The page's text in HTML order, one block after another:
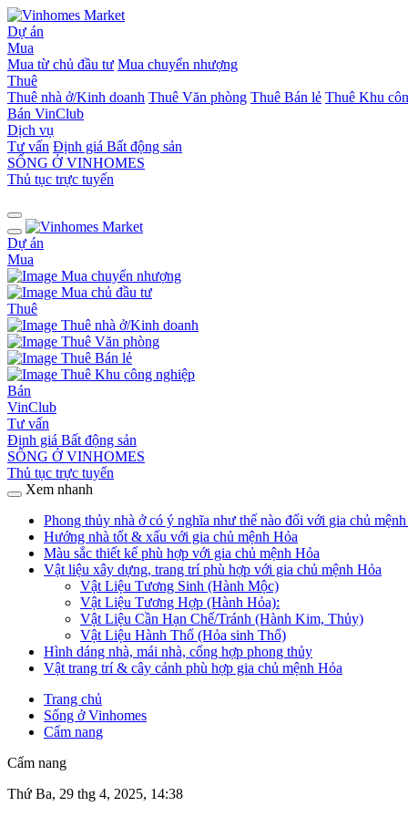
Dự án
Mua
Mua từ chủ đầu tư Mua chuyển nhượng
Thuê
Thuê nhà ở/Kinh doanh Thuê Văn phòng Thuê Bán lẻ Thuê Khu
Bán VinClub
Dịch vụ
Tư vấn Định giá Bất động sản
SỐNG Ở VINHOMES
Thủ tục trực tuyến
Dự án
Mua
Mua chuyển nhượng
Mua chủ đầu tư
Thuê
Thuê nhà ở/Kinh doanh
Thuê Văn phòng
Thuê Bán lẻ
Thuê Khu công nghiệp
Bán
VinClub
Tư vấn
Định giá Bất động sản
SỐNG Ở VINHOMES
Thủ tục trực tuyến
Xem nhanh
Phong thủy nhà ở có ý nghĩa như thế nào đối với gia chủ
Hướng nhà tốt & xấu với gia chủ mệnh Hỏa
Màu sắc thiết kế phù hợp với gia chủ mệnh Hỏa
Vật liệu xây dựng, trang trí phù hợp với gia chủ mệnh Hỏa
Vật Liệu Tương Sinh (Hành Mộc)
Vật Liệu Tương Hợp (Hành Hỏa):
Vật Liệu Cần Hạn Chế/Tránh (Hành Kim, Thủy)
Vật Liệu Hành Thổ (Hỏa sinh Thổ)
Hình dáng nhà, mái nhà, cổng hợp phong thủy
Vật trang trí & cây cảnh phù hợp gia chủ mệnh Hỏa
Trang chủ
Sống ở Vinhomes
Cẩm nang
Cẩm nang
Thứ Ba, 29 thg 4, 2025, 14:38